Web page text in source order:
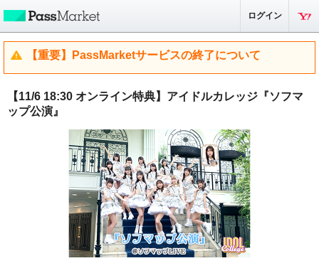
ログイン
【重要】PassMarketサービスの終了について
【11/6 18:30 オンライン特典】アイドルカレッジ『ソフマ
ップ公演』